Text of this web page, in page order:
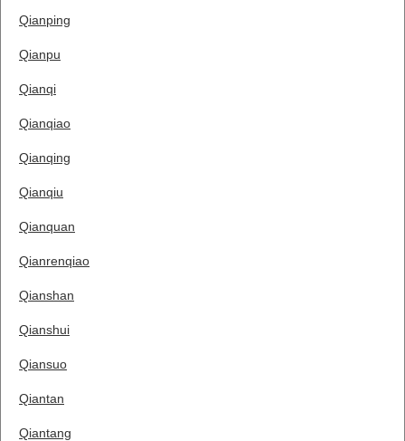
Qianping
Qianpu
Qianqi
Qianqiao
Qianqing
Qianqiu
Qianquan
Qianrenqiao
Qianshan
Qianshui
Qiansuo
Qiantan
Qiantang